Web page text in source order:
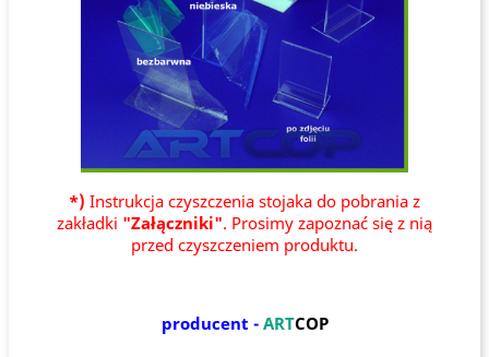
*) Instrukcja czyszczenia stojaka do pobrania z
zakładki "Załączniki". Prosimy zapoznać się z nią
przed czyszczeniem produktu.
producent - ARTCOP